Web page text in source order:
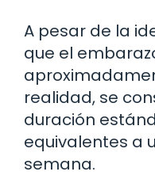
A pesar de la
que el
realidad, se
duración
equivalentes a
semana.